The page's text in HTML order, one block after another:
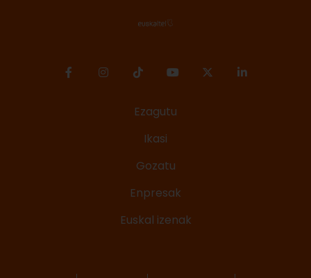
Ezagutu
Ikasi
Gozatu
Enpresak
Euskal izenak